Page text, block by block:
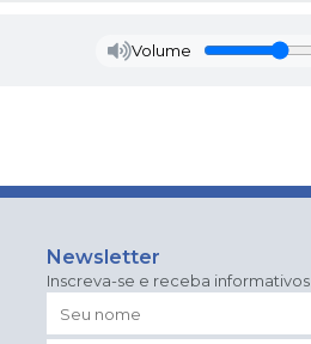
Volume
Newsletter
Inscreva-se e receba informativos